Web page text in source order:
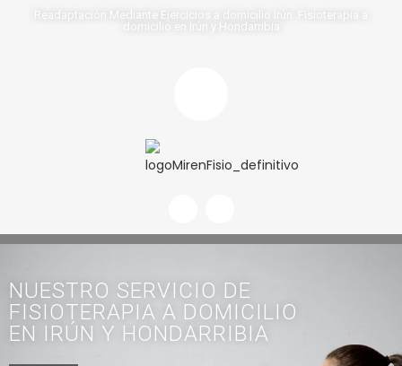
Readaptación Mediante Ejercicios a domicilio Irún. Fisioterapia a
domicilio en Irún y Hondarribia
NUESTRO SERVICIO DE
FISIOTERAPIA A DOMICILIO
EN IRÚN Y HONDARRIBIA